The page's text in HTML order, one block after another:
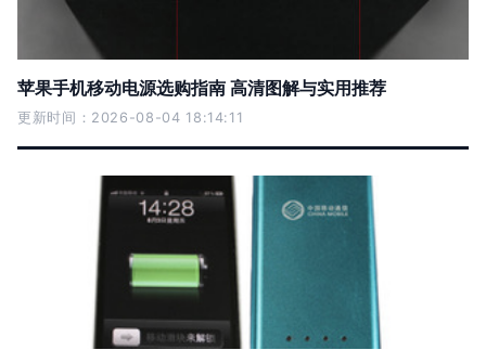
苹果手机移动电源选购指南 高清图解与实用推荐
更新时间：2026-08-04 18:14:11